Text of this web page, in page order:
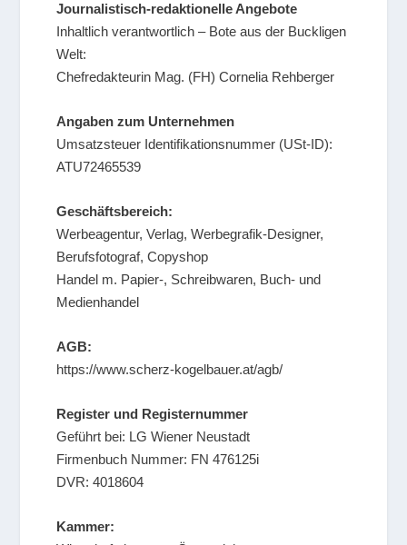
Journalistisch-redaktionelle Angebote
Inhaltlich verantwortlich – Bote aus der Buckligen
Welt:
Chefredakteurin Mag. (FH) Cornelia Rehberger
Angaben zum Unternehmen
Umsatzsteuer Identifikationsnummer (USt-ID):
ATU72465539
Geschäftsbereich:
Werbeagentur, Verlag, Werbegrafik-Designer,
Berufsfotograf, Copyshop
Handel m. Papier-, Schreibwaren, Buch- und
Medienhandel
AGB:
https://www.scherz-kogelbauer.at/agb/
Register und Registernummer
Geführt bei: LG Wiener Neustadt
Firmenbuch Nummer: FN 476125i
DVR: 4018604
Kammer: